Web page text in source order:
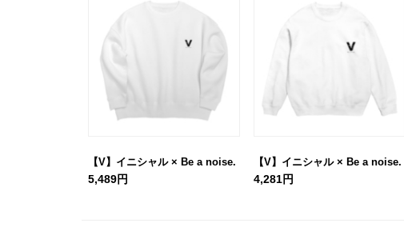
【V】イニシャル × Be a noise.
5,489円
【V】イニシャル × Be a noise.
4,281円